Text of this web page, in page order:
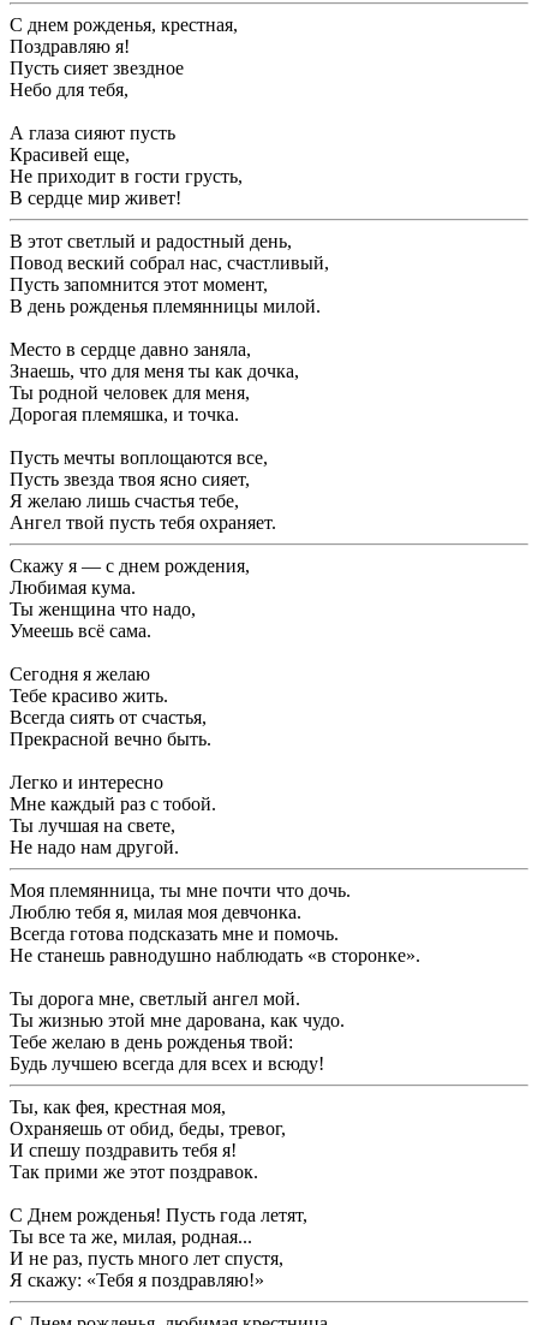
С днем рожденья, крестная,
Поздравляю я!
Пусть сияет звездное
Небо для тебя,
А глаза сияют пусть
Красивей еще,
Не приходит в гости грусть,
В сердце мир живет!
В этот светлый и радостный день,
Повод веский собрал нас, счастливый,
Пусть запомнится этот момент,
В день рожденья племянницы милой.
Место в сердце давно заняла,
Знаешь, что для меня ты как дочка,
Ты родной человек для меня,
Дорогая племяшка, и точка.
Пусть мечты воплощаются все,
Пусть звезда твоя ясно сияет,
Я желаю лишь счастья тебе,
Ангел твой пусть тебя охраняет.
Скажу я — с днем рождения,
Любимая кума.
Ты женщина что надо,
Умеешь всё сама.
Сегодня я желаю
Тебе красиво жить.
Всегда сиять от счастья,
Прекрасной вечно быть.
Легко и интересно
Мне каждый раз с тобой.
Ты лучшая на свете,
Не надо нам другой.
Моя племянница, ты мне почти что дочь.
Люблю тебя я, милая моя девчонка.
Всегда готова подсказать мне и помочь.
Не станешь равнодушно наблюдать «в сторонке».
Ты дорога мне, светлый ангел мой.
Ты жизнью этой мне дарована, как чудо.
Тебе желаю в день рожденья твой:
Будь лучшею всегда для всех и всюду!
Ты, как фея, крестная моя,
Охраняешь от обид, беды, тревог,
И спешу поздравить тебя я!
Так прими же этот поздравок.
С Днем рожденья! Пусть года летят,
Ты все та же, милая, родная...
И не раз, пусть много лет спустя,
Я скажу: «Тебя я поздравляю!»